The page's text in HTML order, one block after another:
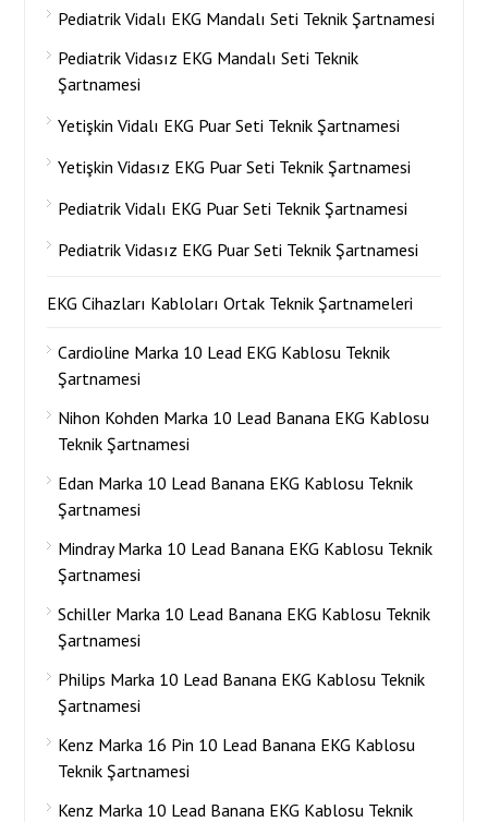
Pediatrik Vidalı EKG Mandalı Seti Teknik Şartnamesi
Pediatrik Vidasız EKG Mandalı Seti Teknik
Şartnamesi
Yetişkin Vidalı EKG Puar Seti Teknik Şartnamesi
Yetişkin Vidasız EKG Puar Seti Teknik Şartnamesi
Pediatrik Vidalı EKG Puar Seti Teknik Şartnamesi
Pediatrik Vidasız EKG Puar Seti Teknik Şartnamesi
EKG Cihazları Kabloları Ortak Teknik Şartnameleri
Cardioline Marka 10 Lead EKG Kablosu Teknik
Şartnamesi
Nihon Kohden Marka 10 Lead Banana EKG Kablosu
Teknik Şartnamesi
Edan Marka 10 Lead Banana EKG Kablosu Teknik
Şartnamesi
Mindray Marka 10 Lead Banana EKG Kablosu Teknik
Şartnamesi
Schiller Marka 10 Lead Banana EKG Kablosu Teknik
Şartnamesi
Philips Marka 10 Lead Banana EKG Kablosu Teknik
Şartnamesi
Kenz Marka 16 Pin 10 Lead Banana EKG Kablosu
Teknik Şartnamesi
Kenz Marka 10 Lead Banana EKG Kablosu Teknik